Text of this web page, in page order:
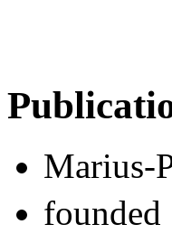
Marius-
founded